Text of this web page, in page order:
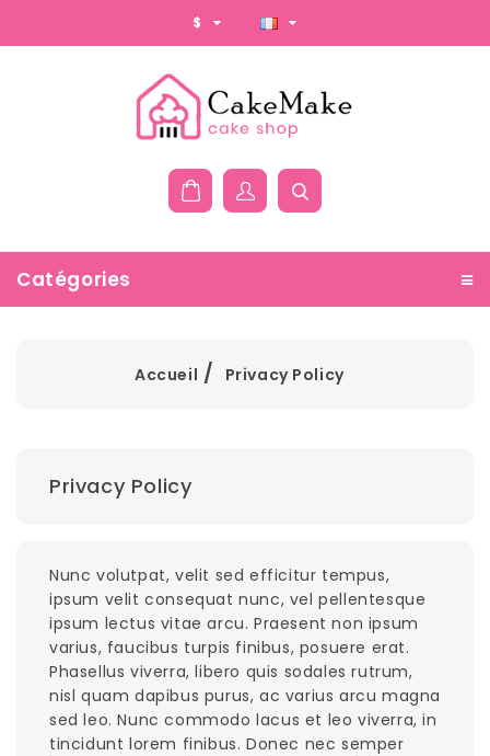
$
Catégories
Accueil Privacy Policy
Privacy Policy
Nunc volutpat, velit sed efficitur tempus,
ipsum velit consequat nunc, vel pellentesque
ipsum lectus vitae arcu. Praesent non ipsum
varius, faucibus turpis finibus, posuere erat.
Phasellus viverra, libero quis sodales rutrum,
nisl quam dapibus purus, ac varius arcu magna
sed leo. Nunc commodo lacus et leo viverra, in
tincidunt lorem finibus. Donec nec semper